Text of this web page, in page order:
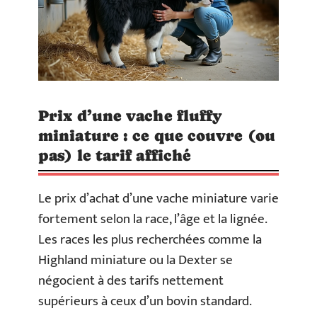
Prix d’une vache fluffy
miniature : ce que couvre (ou
pas) le tarif affiché
Le prix d’achat d’une vache miniature varie
fortement selon la race, l’âge et la lignée.
Les races les plus recherchées comme la
Highland miniature ou la Dexter se
négocient à des tarifs nettement
supérieurs à ceux d’un bovin standard.